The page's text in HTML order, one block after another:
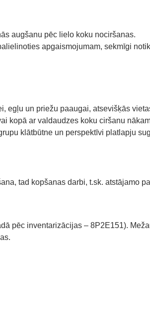
augšanu pēc lielo koku nociršanas.
apgaismojumam, sekmīgi
egļu un priežu paaugai, atsevišķās
kopā ar valdaudzes koku ciršanu
klātbūtne un perspektīvi platlapju
tad kopšanas darbi, t.sk. atstājamo
pēc inventarizācijas – 8P2E151).